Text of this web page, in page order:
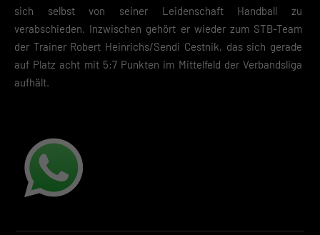
sich selbst von seiner Leidenschaft Handball zu
verabschieden. Inzwischen gehört er wieder zum STB-Team
der Trainer Robert Heinrichs/Sendi Cestnik, das sich gerade
auf Platz acht mit 5:7 Punkten im Mittelfeld der Verbandsliga
aufhält.
Datenschutzerklärung Impressum